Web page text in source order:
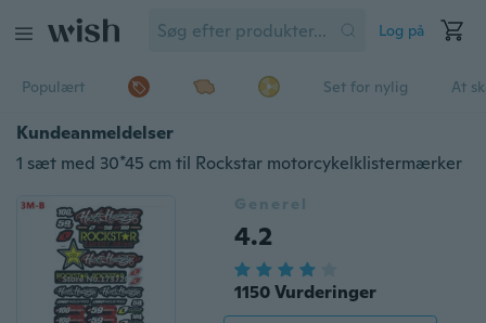
Log på
Populært Set for nylig At
Kundeanmeldelser
1 sæt med 30*45 cm til Rockstar motorcykelklistermærker
Generel
4.2
1150 Vurderinger